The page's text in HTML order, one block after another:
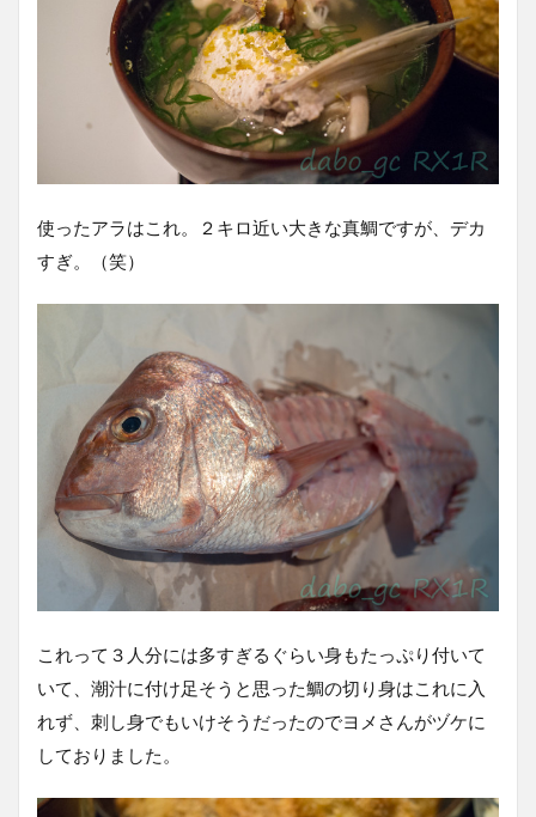
使ったアラはこれ。２キロ近い大きな真鯛ですが、デカ
すぎ。（笑）
これって３人分には多すぎるぐらい身もたっぷり付いて
いて、潮汁に付け足そうと思った鯛の切り身はこれに入
れず、刺し身でもいけそうだったのでヨメさんがヅケに
しておりました。